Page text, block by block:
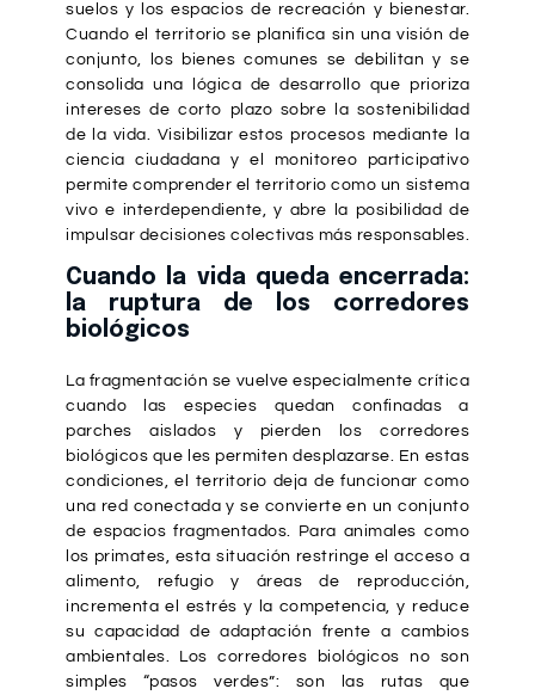
suelos y los espacios de recreación y bienestar.
Cuando el territorio se planifica sin una visión de
conjunto, los bienes comunes se debilitan y se
consolida una lógica de desarrollo que prioriza
intereses de corto plazo sobre la sostenibilidad
de la vida. Visibilizar estos procesos mediante la
ciencia ciudadana y el monitoreo participativo
permite comprender el territorio como un sistema
vivo e interdependiente, y abre la posibilidad de
impulsar decisiones colectivas más responsables.
Cuando la vida queda encerrada:
la ruptura de los corredores
biológicos
La fragmentación se vuelve especialmente crítica
cuando las especies quedan confinadas a
parches aislados y pierden los corredores
biológicos que les permiten desplazarse. En estas
condiciones, el territorio deja de funcionar como
una red conectada y se convierte en un conjunto
de espacios fragmentados. Para animales como
los primates, esta situación restringe el acceso a
alimento, refugio y áreas de reproducción,
incrementa el estrés y la competencia, y reduce
su capacidad de adaptación frente a cambios
ambientales. Los corredores biológicos no son
simples “pasos verdes”: son las rutas que